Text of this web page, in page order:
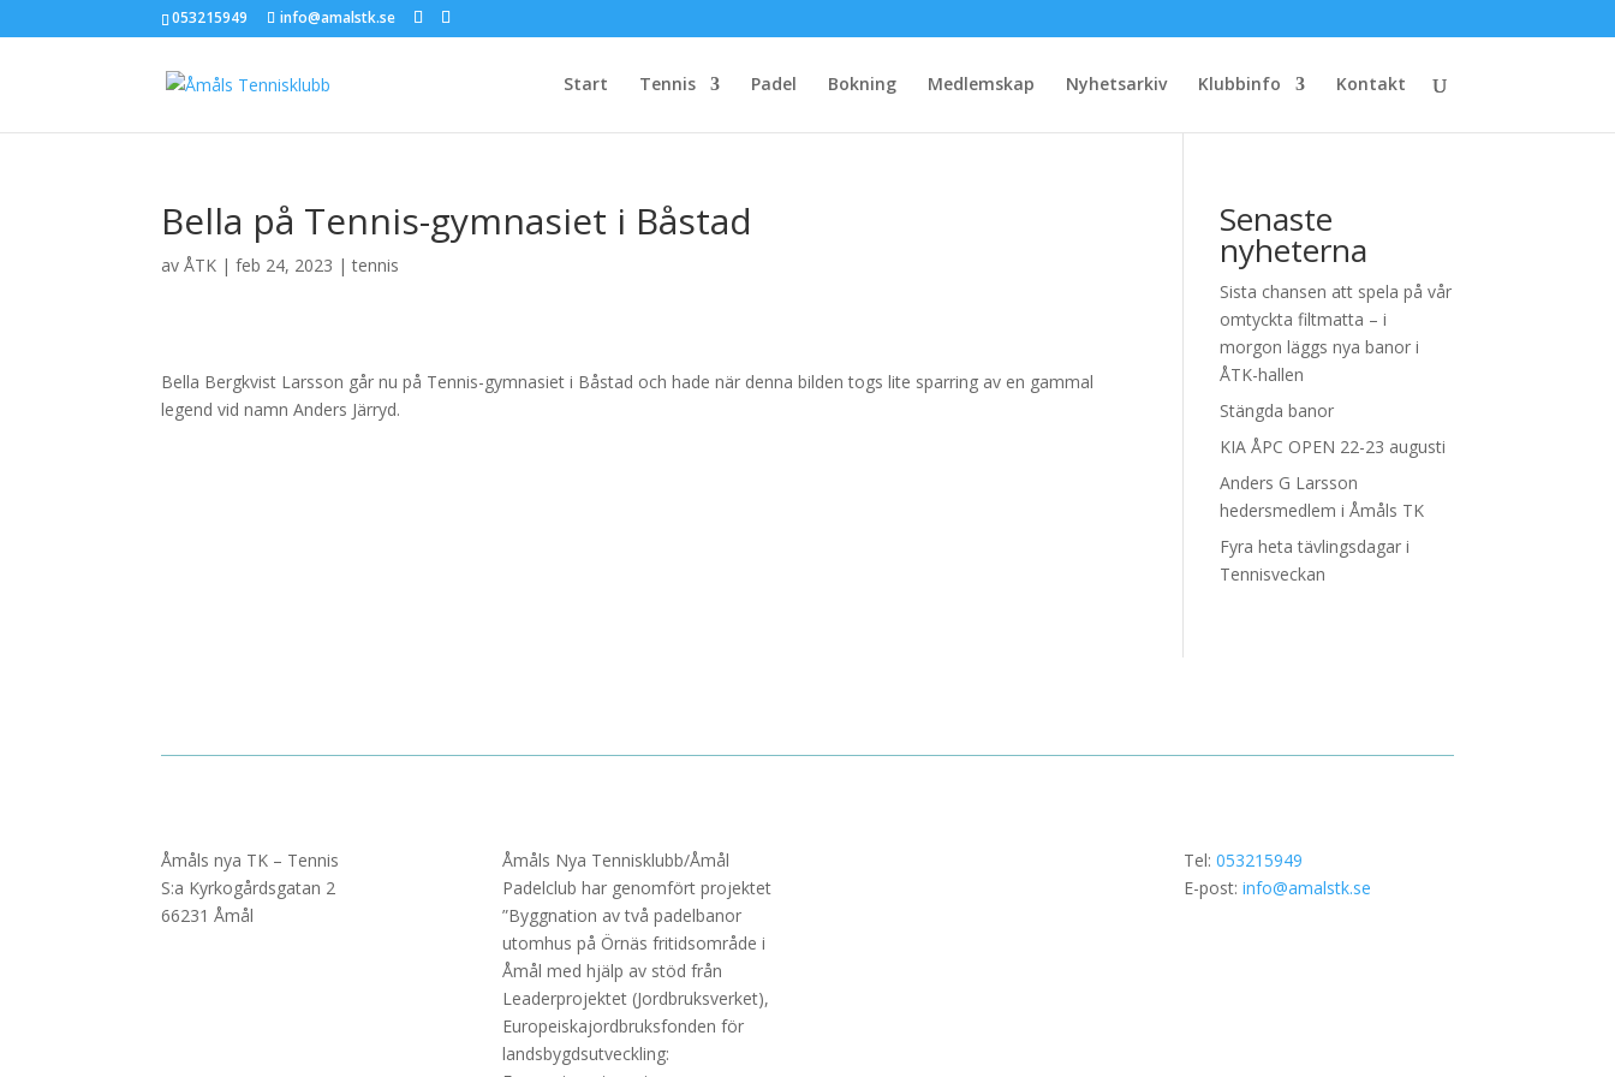
053215949 info@amalstk.se
Start Tennis Padel Bokning Medlemskap Nyhetsarkiv Klubbinfo Kontakt
Bella på Tennis-gymnasiet i Båstad
avÅTK |feb 24, 2023 |tennis
Bella Bergkvist Larsson går nu på Tennis-gymnasiet i Båstad och hade när denna bilden togs lite sparring av en gammal
legend vid namn Anders Järryd.
Senaste
nyheterna
Sista chansen att spela på vår
omtyckta filtmatta – i
morgon läggs nya banor i
ÅTK-hallen
Stängda banor
KIA ÅPC OPEN 22-23 augusti
Anders G Larsson
hedersmedlem i Åmåls TK
Fyra heta tävlingsdagar i
Tennisveckan
Åmåls nya TK – Tennis
S:a Kyrkogårdsgatan 2
66231 Åmål
Åmåls Nya Tennisklubb/Åmål
Padelclub har genomfört projektet
”Byggnation av två padelbanor
utomhus på Örnäs fritidsområde i
Åmål med hjälp av stöd från
Leaderprojektet (Jordbruksverket),
Europeiskajordbruksfonden för
landsbygdsutveckling:
Tel:053215949
E-post:info@amalstk.se